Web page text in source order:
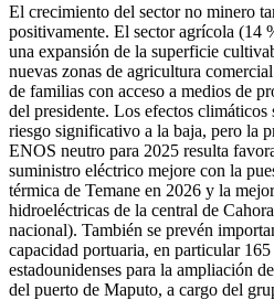
El crecimiento del sector no minero
positivamente. El sector agrícola (14
una expansión de la superficie
nuevas zonas de agricultura
de familias con acceso a medios de
del presidente. Los efectos climáticos
riesgo significativo a la baja, pero la
ENOS neutro para 2025 resulta
suministro eléctrico mejore con la
térmica de Temane en 2026 y la
hidroeléctricas de la central de
nacional). También se prevén
capacidad portuaria, en particular
estadounidenses para la ampliación
del puerto de Maputo, a cargo del